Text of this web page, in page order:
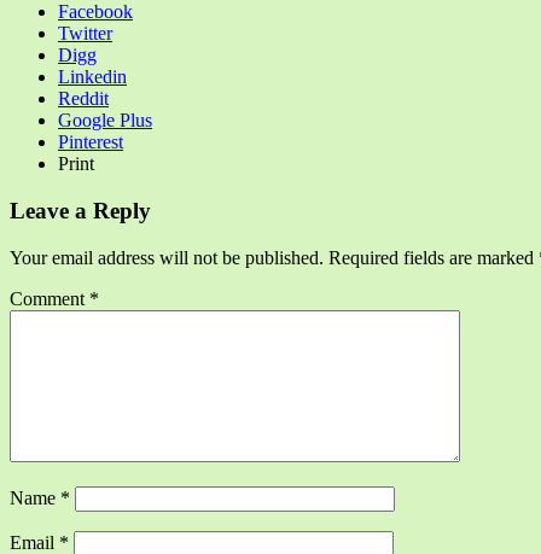
Facebook
Twitter
Digg
Linkedin
Reddit
Google Plus
Pinterest
Print
Leave a Reply
Your email address will not be published. Required fields are marked
Comment *
Name *
Email *